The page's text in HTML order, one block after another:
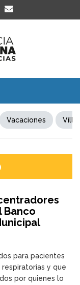
Vacaciones Villa
Banco
para pacientes
y que
por quienes lo